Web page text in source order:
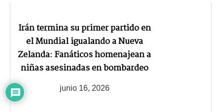
Irán termina su primer partido en
el Mundial igualando a Nueva
Zelanda: Fanáticos homenajean a
niñas asesinadas en bombardeo
junio 16, 2026